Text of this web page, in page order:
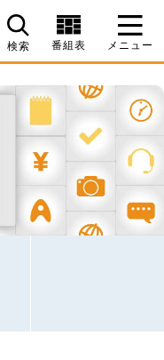
検索 番組表 メニュー